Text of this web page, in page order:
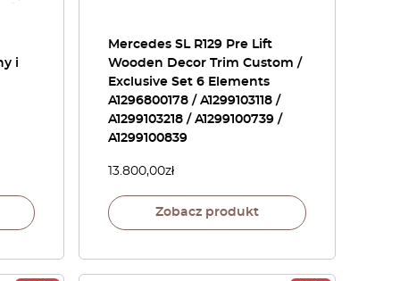
i
Mercedes SL R129 Pre Lift
Wooden Decor Trim Custom /
Exclusive Set 6 Elements
A1296800178 / A1299103118 /
A1299103218 / A1299100739 /
A1299100839
13.800,00zł
Zobacz produkt